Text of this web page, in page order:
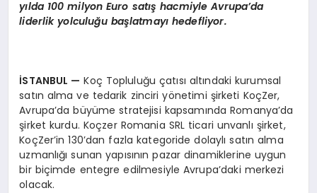
yılda 100 milyon Euro satışhacmiyle Avrupa’da
liderlik yolculuğu başlatmayı hedefliyor.
İSTANBUL — Koç Topluluğu çatısı altındaki kurumsal
satın alma ve tedarik zinciri yönetimi şirketi KoçZer,
Avrupa’da büyüme stratejisi kapsamında Romanya’da
şirket kurdu. Koçzer Romania SRL ticari unvanlı şirket,
KoçZer’in 130’dan fazla kategoride dolaylı satın alma
uzmanlığı sunan yapısının pazar dinamiklerine uygun
bir biçimde entegre edilmesiyle Avrupa’daki merkezi
olacak.